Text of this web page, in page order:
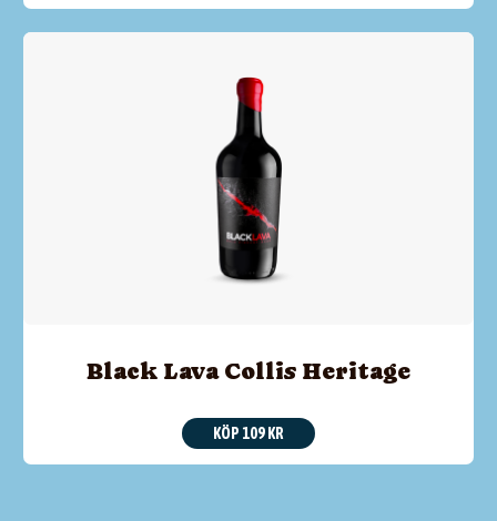
Black Lava Collis Heritage
KÖP 109 KR